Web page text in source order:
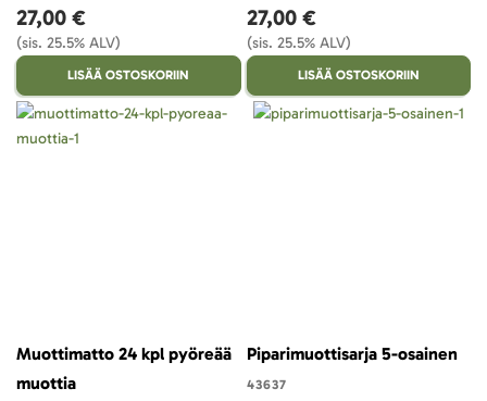
27,00 €
(sis. 25.5% ALV)
LISÄÄ OSTOSKORIIN
27,00 €
(sis. 25.5% ALV)
LISÄÄ OSTOSKORIIN
Muottimatto 24 kpl pyöreää
muottia
Piparimuottisarja 5-osainen
43637